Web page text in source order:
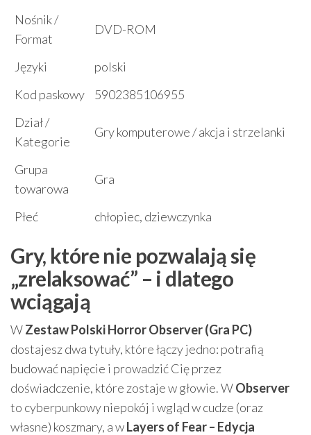
Nośnik /
Format
DVD-ROM
Języki
polski
Kod paskowy
5902385106955
Dział /
Kategorie
Gry komputerowe / akcja i strzelanki
Grupa
towarowa
Gra
Płeć chłopiec, dziewczynka
Gry, które nie pozwalają się
„zrelaksować” – i dlatego
wciągają
WZestaw Polski Horror Observer (Gra PC)
dostajesz dwa tytuły, które łączy jedno: potrafią
budować napięcie i prowadzić Cię przez
doświadczenie, które zostaje w głowie. WObserver
to cyberpunkowy niepokój i wgląd w cudze (oraz
własne) koszmary, a wLayers of Fear – Edycja